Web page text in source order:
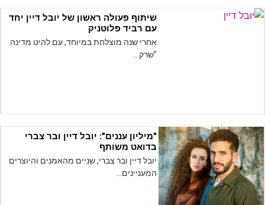
שיתוף פעולה ראשון של יובל דיין יחד
עם רביד פלוטניק
אחרי שנה מוצלחת במיוחד, עם להיט מדינה
"שרק…
"מיליון עננים": יובל דיין ובר צברי
בדואט משותף
יובל דיין ובר צברי, שניים מהאמנים והיוצרים
המעניינים…